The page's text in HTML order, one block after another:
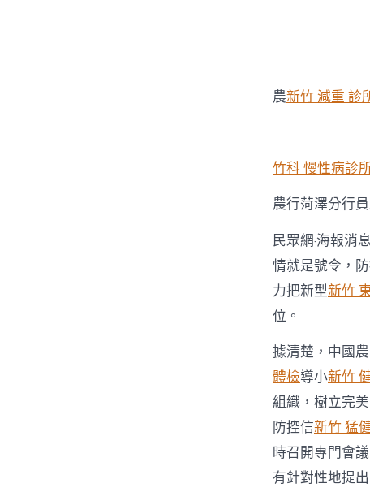
農新竹 減重 診
竹科 慢性病診
農行菏澤分行
民眾網·海報消
情就是號令，
力把新型新竹
位。
據清楚，中國
體檢導小新竹
組織，樹立完
防控信新竹 猛
時召開專門會
有針對性地提